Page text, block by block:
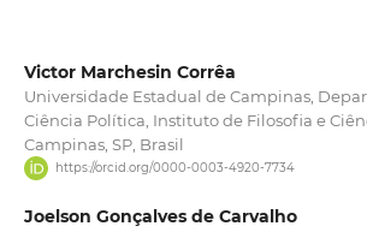
Victor Marchesin Corrêa
Universidade Estadual de Campinas,
Ciência Política, Instituto de Filosofia e
Campinas, SP, Brasil
https://orcid.org/0000-0003-4920-7734
Joelson Gonçalves de Carvalho